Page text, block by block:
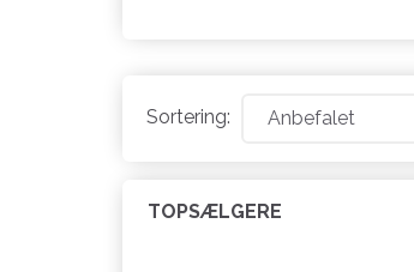
Sortering:
TOPSÆLGERE